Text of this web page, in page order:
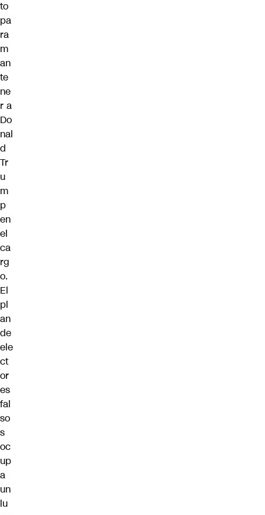
to
pa
ra
m
an
te
ne
r a
Do
nal
d
Tr
u
m
p
en
el
ca
rg
o.
El
pl
an
de
ele
ct
or
es
fal
so
s
oc
up
a
un
lu